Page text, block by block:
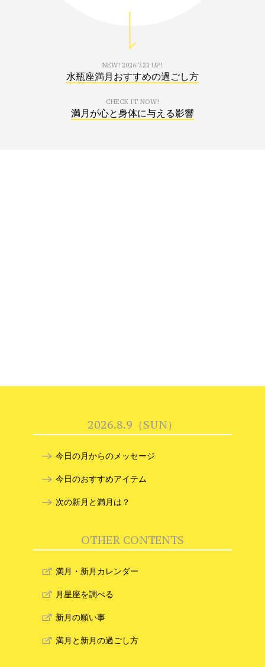
NEW! 2026.7.22 UP!
水瓶座満月おすすめの過ごし方
CHECK IT NOW!
満月が心と身体に与える影響
2026.8.9（SUN）
今日の月からのメッセージ
今日のおすすめアイテム
次の新月と満月は？
OTHER CONTENTS
満月・新月カレンダー
月星座を調べる
新月の願い事
満月と新月の過ごし方